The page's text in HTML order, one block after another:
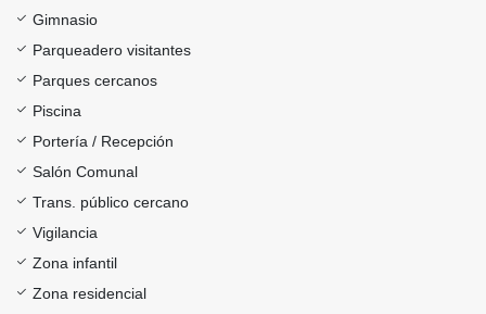
Gimnasio
Parqueadero visitantes
Parques cercanos
Piscina
Portería / Recepción
Salón Comunal
Trans. público cercano
Vigilancia
Zona infantil
Zona residencial